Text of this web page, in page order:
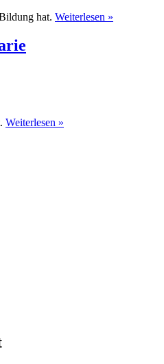
hat. Weiterlesen »
Weiterlesen »